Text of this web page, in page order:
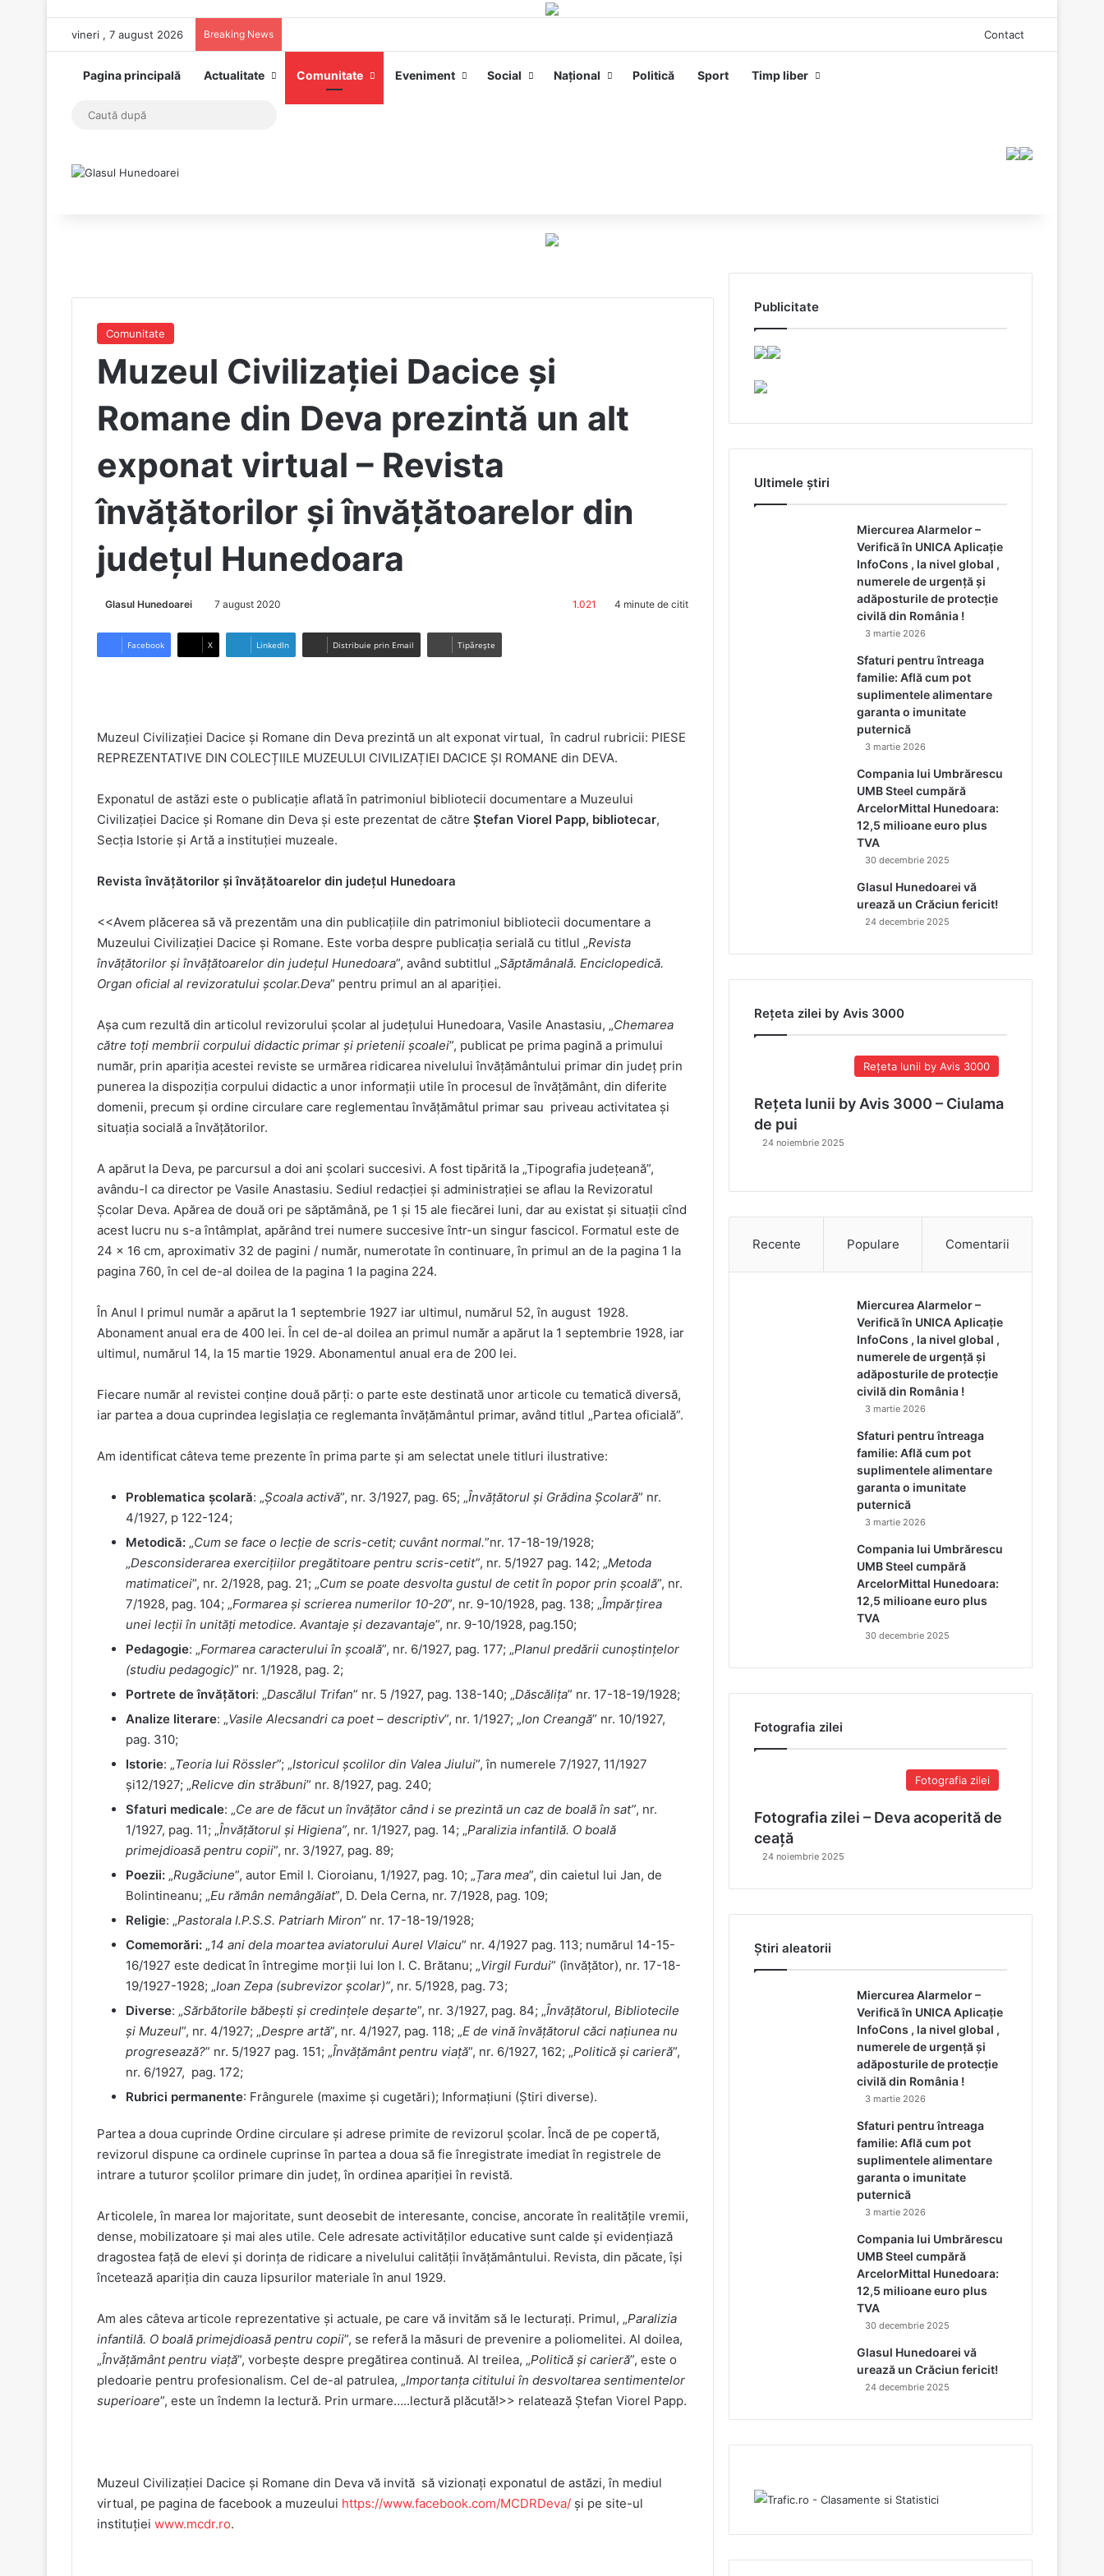
vineri , 7 august 2026 Breaking News Contact
Pagina principală Actualitate Comunitate Eveniment Social Național Politică Sport Timp liber
Comunitate
Muzeul Civilizației Dacice și
Romane din Deva prezintă un alt
exponat virtual – Revista
învățătorilor și învățătoarelor din
județul Hunedoara
Glasul Hunedoarei 7 august 2020 1.021 4 minute de citit
Facebook X LinkedIn Distribuie prin Email Tipărește
Muzeul Civilizației Dacice și Romane din Deva prezintă un alt exponat virtual, în cadrul rubricii: PIESE
REPREZENTATIVE DIN COLECȚIILE MUZEULUI CIVILIZAȚIEI DACICE ȘI ROMANE din DEVA.
Exponatul de astăzi este o publicație aflată în patrimoniul bibliotecii documentare a Muzeului
Civilizației Dacice și Romane din Deva și este prezentat de către Ștefan Viorel Papp, bibliotecar,
Secția Istorie și Artă a instituției muzeale.
Revista învățătorilor și învățătoarelor din județul Hunedoara
<<Avem plăcerea să vă prezentăm una din publicațiile din patrimoniul bibliotecii documentare a
Muzeului Civilizației Dacice și Romane. Este vorba despre publicația serială cu titlul „Revista
învățătorilor și învățătoarelor din județul Hunedoara”, având subtitlul „Săptămânală. Enciclopedică.
Organ oficial al revizoratului școlar.Deva” pentru primul an al apariției.
Așa cum rezultă din articolul revizorului școlar al județului Hunedoara, Vasile Anastasiu, „Chemarea
către toți membrii corpului didactic primar și prietenii școalei”, publicat pe prima pagină a primului
număr, prin apariția acestei reviste se urmărea ridicarea nivelului învățământului primar din județ prin
punerea la dispoziția corpului didactic a unor informații utile în procesul de învățământ, din diferite
domenii, precum și ordine circulare care reglementau învățămâtul primar sau priveau activitatea și
situația socială a învățătorilor.
A apărut la Deva, pe parcursul a doi ani școlari succesivi. A fost tipărită la „Tipografia județeană”,
avându-l ca director pe Vasile Anastasiu. Sediul redacției și administrației se aflau la Revizoratul
Școlar Deva. Apărea de două ori pe săptămână, pe 1 și 15 ale fiecărei luni, dar au existat și situații cînd
acest lucru nu s-a întâmplat, apărând trei numere succesive într-un singur fascicol. Formatul este de
24 x 16 cm, aproximativ 32 de pagini / număr, numerotate în continuare, în primul an de la pagina 1 la
pagina 760, în cel de-al doilea de la pagina 1 la pagina 224.
În Anul I primul număr a apărut la 1 septembrie 1927 iar ultimul, numărul 52, în august 1928.
Abonament anual era de 400 lei. În cel de-al doilea an primul număr a apărut la 1 septembrie 1928, iar
ultimul, numărul 14, la 15 martie 1929. Abonamentul anual era de 200 lei.
Fiecare număr al revistei conține două părți: o parte este destinată unor articole cu tematică diversă,
iar partea a doua cuprindea legislația ce reglemanta învățământul primar, având titlul „Partea oficială”.
Am identificat câteva teme prezente în prima parte și am selectat unele titluri ilustrative:
Problematica școlară: „Școala activă”, nr. 3/1927, pag. 65; „Învățătorul și Grădina Școlară” nr.
4/1927, p 122-124;
Metodică: „Cum se face o lecție de scris-cetit; cuvânt normal.”nr. 17-18-19/1928;
„Desconsiderarea exercițiilor pregătitoare pentru scris-cetit”, nr. 5/1927 pag. 142; „Metoda
matimaticei”, nr. 2/1928, pag. 21; „Cum se poate desvolta gustul de cetit în popor prin școală”, nr.
7/1928, pag. 104; „Formarea și scrierea numerilor 10-20”, nr. 9-10/1928, pag. 138; „Împărțirea
unei lecții în unități metodice. Avantaje și dezavantaje”, nr. 9-10/1928, pag.150;
Pedagogie: „Formarea caracterului în școală”, nr. 6/1927, pag. 177; „Planul predării cunoștințelor
(studiu pedagogic)” nr. 1/1928, pag. 2;
Portrete de învățători: „Dascălul Trifan” nr. 5 /1927, pag. 138-140; „Dăscălița” nr. 17-18-19/1928;
Analize literare: „Vasile Alecsandri ca poet – descriptiv”, nr. 1/1927; „Ion Creangă” nr. 10/1927,
pag. 310;
Istorie: „Teoria lui Rössler”; „Istoricul școlilor din Valea Jiului”, în numerele 7/1927, 11/1927
și12/1927; „Relicve din străbuni” nr. 8/1927, pag. 240;
Sfaturi medicale: „Ce are de făcut un învățător când i se prezintă un caz de boală în sat”, nr.
1/1927, pag. 11; „Învățătorul și Higiena”, nr. 1/1927, pag. 14; „Paralizia infantilă. O boală
primejdioasă pentru copii”, nr. 3/1927, pag. 89;
Poezii: „Rugăciune”, autor Emil I. Cioroianu, 1/1927, pag. 10; „Țara mea”, din caietul lui Jan, de
Bolintineanu; „Eu rămân nemângăiat”, D. Dela Cerna, nr. 7/1928, pag. 109;
Religie: „Pastorala I.P.S.S. Patriarh Miron” nr. 17-18-19/1928;
Comemorări: „14 ani dela moartea aviatorului Aurel Vlaicu” nr. 4/1927 pag. 113; numărul 14-15-
16/1927 este dedicat în întregime morții lui Ion I. C. Brătanu; „Virgil Furdui” (învățător), nr. 17-18-
19/1927-1928; „Ioan Zepa (subrevizor școlar)”, nr. 5/1928, pag. 73;
Diverse: „Sărbătorile băbești și credințele deșarte”, nr. 3/1927, pag. 84; „Învățătorul, Bibliotecile
și Muzeul”, nr. 4/1927; „Despre artă”, nr. 4/1927, pag. 118; „E de vină învățătorul căci națiunea nu
progresează?” nr. 5/1927 pag. 151; „Învățământ pentru viață”, nr. 6/1927, 162; „Politică și carieră”,
nr. 6/1927, pag. 172;
Rubrici permanente: Frângurele (maxime și cugetări); Informațiuni (Știri diverse).
Partea a doua cuprinde Ordine circulare și adrese primite de revizorul școlar. Încă de pe copertă,
revizorul dispune ca ordinele cuprinse în partea a doua să fie înregistrate imediat în registrele de
intrare a tuturor școlilor primare din județ, în ordinea apariției în revistă.
Articolele, în marea lor majoritate, sunt deosebit de interesante, concise, ancorate în realitățile vremii,
dense, mobilizatoare și mai ales utile. Cele adresate activităților educative sunt calde și evidențiază
dragostea față de elevi și dorința de ridicare a nivelului calității învățământului. Revista, din păcate, își
încetează apariția din cauza lipsurilor materiale în anul 1929.
Am ales câteva articole reprezentative și actuale, pe care vă invităm să le lecturați. Primul, „Paralizia
infantilă. O boală primejdioasă pentru copii”, se referă la măsuri de prevenire a poliomelitei. Al doilea,
„Învățământ pentru viață”, vorbește despre pregătirea continuă. Al treilea, „Politică și carieră”, este o
pledoarie pentru profesionalism. Cel de-al patrulea, „Importanța cititului în desvoltarea sentimentelor
superioare”, este un îndemn la lectură. Prin urmare…..lectură plăcută!>> relatează Ștefan Viorel Papp.
Muzeul Civilizaţiei Dacice şi Romane din Deva vă invită să vizionați exponatul de astăzi, în mediul
virtual, pe pagina de facebook a muzeului https://www.facebook.com/MCDRDeva/ și pe site-ul
instituției www.mcdr.ro.
Publicitate
Ultimele știri
Miercurea Alarmelor –
Verifică în UNICA Aplicație
InfoCons , la nivel global ,
numerele de urgență și
adăposturile de protecție
civilă din România !
3 martie 2026
Sfaturi pentru întreaga
familie: Află cum pot
suplimentele alimentare
garanta o imunitate
puternică
3 martie 2026
Compania lui Umbrărescu
UMB Steel cumpără
ArcelorMittal Hunedoara:
12,5 milioane euro plus
TVA
30 decembrie 2025
Glasul Hunedoarei vă
urează un Crăciun fericit!
24 decembrie 2025
Rețeta zilei by Avis 3000
Rețeta lunii by Avis 3000
Rețeta lunii by Avis 3000 – Ciulama
de pui
24 noiembrie 2025
Recente Populare Comentarii
Miercurea Alarmelor –
Verifică în UNICA Aplicație
InfoCons , la nivel global ,
numerele de urgență și
adăposturile de protecție
civilă din România !
3 martie 2026
Sfaturi pentru întreaga
familie: Află cum pot
suplimentele alimentare
garanta o imunitate
puternică
3 martie 2026
Compania lui Umbrărescu
UMB Steel cumpără
ArcelorMittal Hunedoara:
12,5 milioane euro plus
TVA
30 decembrie 2025
Fotografia zilei
Fotografia zilei
Fotografia zilei – Deva acoperită de
ceață
24 noiembrie 2025
Știri aleatorii
Miercurea Alarmelor –
Verifică în UNICA Aplicație
InfoCons , la nivel global ,
numerele de urgență și
adăposturile de protecție
civilă din România !
3 martie 2026
Sfaturi pentru întreaga
familie: Află cum pot
suplimentele alimentare
garanta o imunitate
puternică
3 martie 2026
Compania lui Umbrărescu
UMB Steel cumpără
ArcelorMittal Hunedoara:
12,5 milioane euro plus
TVA
30 decembrie 2025
Glasul Hunedoarei vă
urează un Crăciun fericit!
24 decembrie 2025